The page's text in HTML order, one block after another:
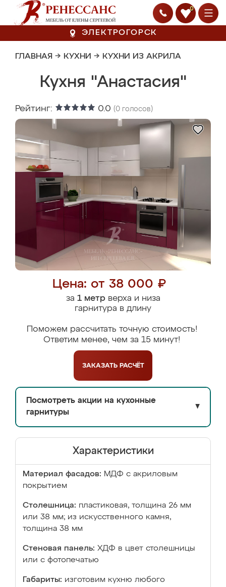
0
ЭЛЕКТРОГОРСК
ГЛАВНАЯ → КУХНИ → КУХНИ ИЗ АКРИЛА
Кухня "Анастасия"
Рейтинг: 0.0 (0 голосов)
Цена: от 38 000 ₽
за 1 метрверха и низа
гарнитура в длину
Поможем рассчитать точную стоимость!
Ответим менее, чем за 15 минут!
ЗАКАЗАТЬ РАСЧЁТ
Посмотреть акции на кухонные
гарнитуры
▼
Характеристики
Материал фасадов: МДФ с акриловым
покрытием
Столешница: пластиковая, толщина 26 мм
или 38 мм; из искусственного камня,
толщина 38 мм
Стеновая панель: ХДФ в цвет столешницы
или с фотопечатью
Габариты: изготовим кухню любого